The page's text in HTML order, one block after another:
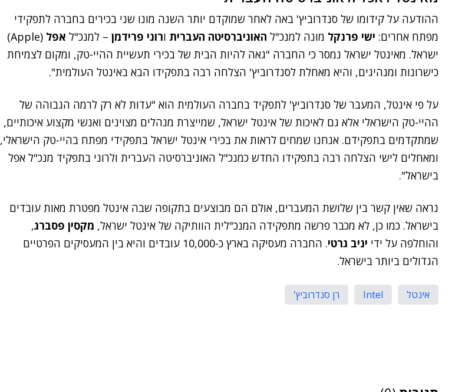
ההודעה על קידומו של סנדרוביץ' באה לאחר שמוקדם יותר השנה מונו שני בכירים בחברה לתפקידי
מפתח אחרים: ישי פרנקל מונה למנכ"ל האוניברסיטה העברית ורוני פרידמן – למנכ"ל אפל
(Apple)
ישראל. מאינטל ישראל נמסר כי החברה "גאה להיות הבית של בכירי תעשיית ההיי-טק, ומקום לצמיחת
כישרונות ומנהיגים, והיא מאחלת לסנדרוביץ' הצלחה רבה בתפקידו הבא באינטל העולמית".
על פי אינטל, המעבר של סנדרוביץ' לתפקיד בחברה העולמית הוא "עדות לא רק לרמה הגבוהה של
ההיי-טק הישראלי אלא גם לאיכות של אינטל ישראל, שמייצרת מנהלים מצוינים ואנשי מקצוע איכותיים,
שמתקדמים בתפקידם. אנחנו שמחים לראות את בכירי אינטל ישראל בתפקידי מפתח בהיי-טק הישראלי,
ומאחלים לישי הצלחה רבה בתפקידו החדש כמנכ"ל האוניברסיטה העברית ולרוני בתפקיד מנכ"ל אפל
בישראל".
נראה שאין קשר בין שלושת המעברים, אולם הם מבוצעים בתקופה שבה אינטל מפטרת מאות עובדים
בישראל. כמו כן, לא מכבר פרשה מתפקידה המנכ"לית הוותיקה של אינטל ישראל, מקסין פסברג,
והוחלפה על ידי יניב גרטי
. החברה מעסיקה בארץ כ-10,000 עובדים והיא בין המעסיקים הפרטיים
הגדולים ביותר בישראל.
אינטל Intel רן סנדרוביץ'